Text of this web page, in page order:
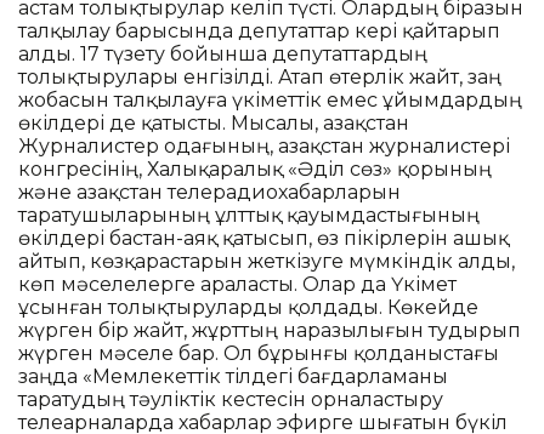
астам толықтырулар келіп түсті. Олардың біразын
талқылау барысында депутаттар кері қайтарып
алды. 17 түзету бойынша депутаттардың
толықтырулары енгізілді. Атап өтерлік жайт, заң
жобасын талқылауға үкіметтік емес ұйымдардың
өкілдері де қатысты. Мысалы, Қазақстан
Журналистер одағының, Қазақстан журналистері
конгресінің, Халықаралық «Әділ сөз» қорының
және Қазақстан телерадиохабарларын
таратушыларының ұлттық қауымдастығының
өкілдері бастан-аяқ қатысып, өз пікірлерін ашық
айтып, көзқарастарын жеткізуге мүмкіндік алды,
көп мәселелерге араласты. Олар да Үкімет
ұсынған толықтыруларды қолдады. Көкейде
жүрген бір жайт, жұрттың наразылығын тудырып
жүрген мәселе бар. Ол бұрынғы қолданыстағы
заңда «Мемлекеттік тілдегі бағдарламаны
таратудың тәуліктік кестесін орналастыру
телеарналарда хабарлар эфирге шығатын бүкіл